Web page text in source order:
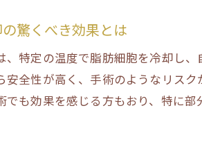
驚くべき効果とは
、特定の温度で脂肪細胞を冷却し
安全性が高く、手術のようなリス
でも効果を感じる方もおり、特に部